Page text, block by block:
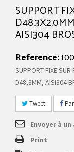
SUPPORT
AISI304
Reference:
SUPPORT FIXE
D48,3MM, AISI304
Tweet
Envoyer à un
Print